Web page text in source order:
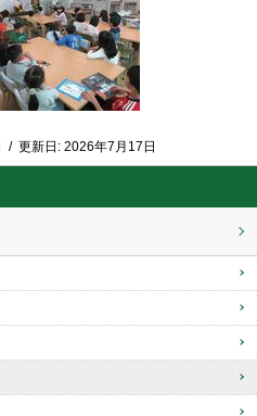
/ 更新日: 2026年7月17日